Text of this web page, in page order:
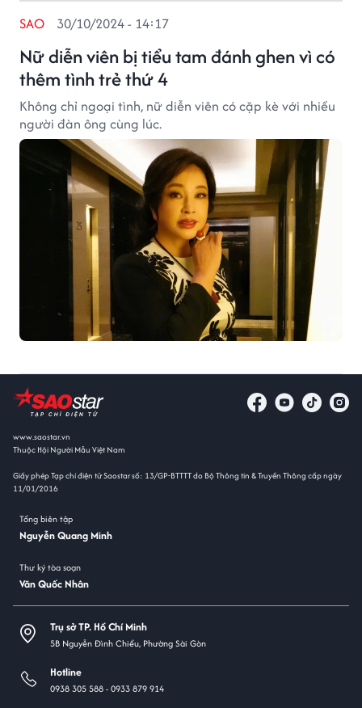
Nữ diễn viên bị tiểu tam đánh ghen vì có
thêm tình trẻ thứ 4
SAO 30/10/2024 - 14:17
Không chỉ ngoại tình, nữ diễn viên có cặp kè với nhiều
người đàn ông cùng lúc.
www.saostar.vn
Thuộc Hội Người Mẫu Việt Nam
Giấy phép Tạp chí điện tử Saostar số: 13/GP-BTTTT do Bộ Thông tin & Truyền Thông cấp ngày
11/01/2016
Tổng biên tập
Nguyễn Quang Minh
Thư ký tòa soạn
Văn Quốc Nhân
Trụ sở TP. Hồ Chí Minh
5B Nguyễn Đình Chiểu, Phường Sài Gòn
Hotline
0938 305 588 -0933 879 914